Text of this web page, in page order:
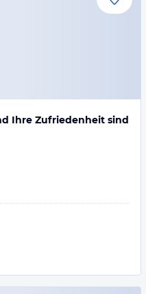
Ihre Zufriedenheit sind